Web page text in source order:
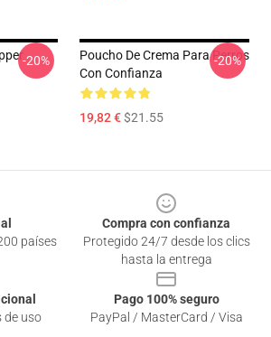
-20%
Poucho De Crema Para Perros
Con Confianza
19,82 €$21.55
-20%
países
Compra con confianza
Protegido 24/7 desde los clics
hasta la entrega
de uso
Pago 100% seguro
PayPal / MasterCard / Visa